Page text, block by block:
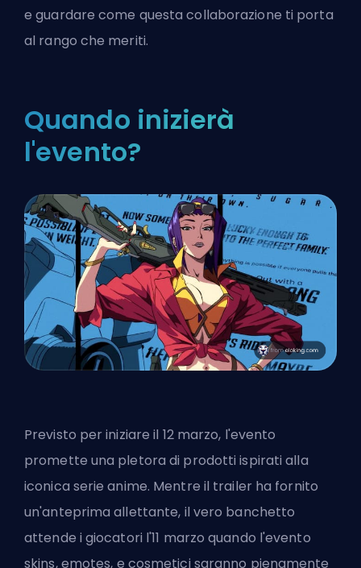
e guardare come questa collaborazione ti porta
al rango che meriti.
Quando inizierà
l'evento?
Previsto per iniziare il 12 marzo, l'evento
promette una pletora di prodotti ispirati alla
iconica serie anime. Mentre il trailer ha fornito
un'anteprima allettante, il vero banchetto
attende i giocatori l'11 marzo quando l'evento
skins, emotes, e cosmetici saranno pienamente